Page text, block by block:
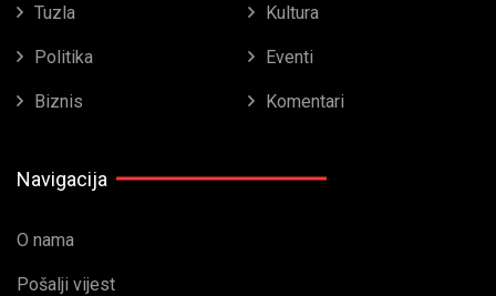
Tuzla Kultura
Politika Eventi
Biznis Komentari
Navigacija
O nama
Pošalji vijest